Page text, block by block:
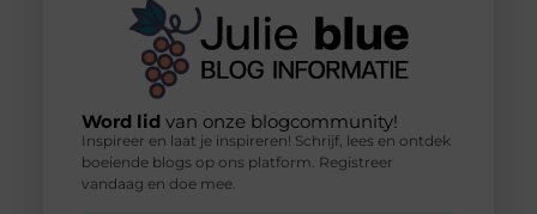
Word lid van onze blogcommunity!
Inspireer en laat je inspireren! Schrijf, lees en ontdek
boeiende blogs op ons platform. Registreer
vandaag en doe mee.